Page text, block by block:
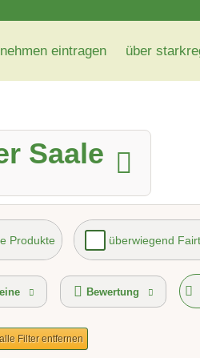
eintragen über
Saale
Produkte überwiegend
Gutscheinkauf möglich
Bewertung
alle Filter entfernen